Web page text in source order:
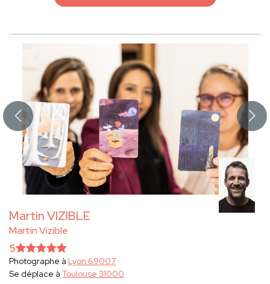
Martin VIZIBLE
Martin Vizible
5
Photographe à Lyon 69007
Se déplace à Toulouse 31000